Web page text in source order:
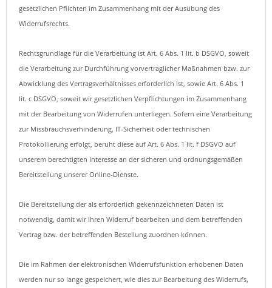
gesetzlichen Pflichten im Zusammenhang mit der Ausübung des
Widerrufsrechts.
Rechtsgrundlage für die Verarbeitung ist Art. 6 Abs. 1 lit. b DSGVO, soweit
die Verarbeitung zur Durchführung vorvertraglicher Maßnahmen bzw. zur
Abwicklung des Vertragsverhältnisses erforderlich ist, sowie Art. 6 Abs. 1
lit. c DSGVO, soweit wir gesetzlichen Verpflichtungen im Zusammenhang
mit der Bearbeitung von Widerrufen unterliegen. Sofern eine Verarbeitung
zur Missbrauchsverhinderung, IT-Sicherheit oder technischen
Protokollierung erfolgt, beruht diese auf Art. 6 Abs. 1 lit. f DSGVO auf
unserem berechtigten Interesse an der sicheren und ordnungsgemäßen
Bereitstellung unserer Online-Dienste.
Die Bereitstellung der als erforderlich gekennzeichneten Daten ist
notwendig, damit wir Ihren Widerruf bearbeiten und dem betreffenden
Vertrag bzw. der betreffenden Bestellung zuordnen können.
Die im Rahmen der elektronischen Widerrufsfunktion erhobenen Daten
werden nur so lange gespeichert, wie dies zur Bearbeitung des Widerrufs,